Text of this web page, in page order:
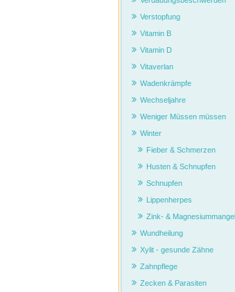
Verstopfung
Vitamin B
Vitamin D
Vitaverlan
Wadenkrämpfe
Wechseljahre
Weniger Müssen müssen
Winter
Fieber & Schmerzen
Husten & Schnupfen
Schnupfen
Lippenherpes
Zink- & Magnesiummangel
Wundheilung
Xylit - gesunde Zähne
Zahnpflege
Zecken & Parasiten